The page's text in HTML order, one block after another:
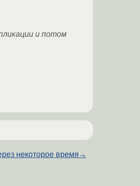
и потом
некоторое время →